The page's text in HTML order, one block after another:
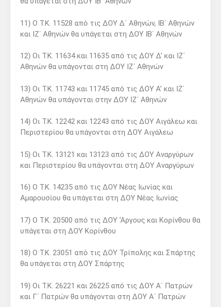
11) Ο Τ.Κ. 11528 από τις ΔΟΥ Δ΄ Αθηνών, ΙΒ΄ Αθηνών
και ΙΖ΄ Αθηνών θα υπάγεται στη ΔΟΥ ΙΒ΄ Αθηνών
12) Οι Τ.Κ. 11634 και 11635 από τις ΔΟΥ Δ’ και ΙΖ΄
Αθηνών θα υπάγονται στη ΔΟΥ ΙΖ΄ Αθηνών
13) Οι Τ.Κ. 11743 και 11745 από τις ΔΟΥ Α’ και ΙΖ΄
Αθηνών θα υπάγονται στην ΔΟΥ ΙΖ΄ Αθηνών
14) Οι Τ.Κ. 12242 και 12243 από τις ΔΟΥ Αιγάλεω και
Περιστερίου θα υπάγονται στη ΔΟΥ Αιγάλεω
15) Οι Τ.Κ. 13121 και 13123 από τις ΔΟΥ Αναργύρων
και Περιστερίου θα υπάγονται στη ΔΟΥ Αναργύρων
16) Ο Τ.Κ. 14235 από τις ΔΟΥ Νέας Ιωνίας και
Αμαρουσίου θα υπάγεται στη ΔΟΥ Νέας Ιωνίας
17) Ο Τ.Κ. 20500 από τις ΔΟΥ ‘Αργους και Κορίνθου θα
υπάγεται στη ΔΟΥ Κορίνθου
18) Ο Τ.Κ. 23051 από τις ΔΟΥ Τρίπολης και Σπάρτης
θα υπάγεται στη ΔΟΥ Σπάρτης
19) Οι Τ.Κ. 26221 και 26225 από τις ΔΟΥ Α΄ Πατρών
και Γ΄ Πατρών θα υπάγονται στη ΔΟΥ Α΄ Πατρών